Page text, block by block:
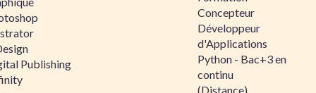
Publishing
Concepteur
Développeur
d'Applications
Python - Bac+3 en
continu
(Distance)